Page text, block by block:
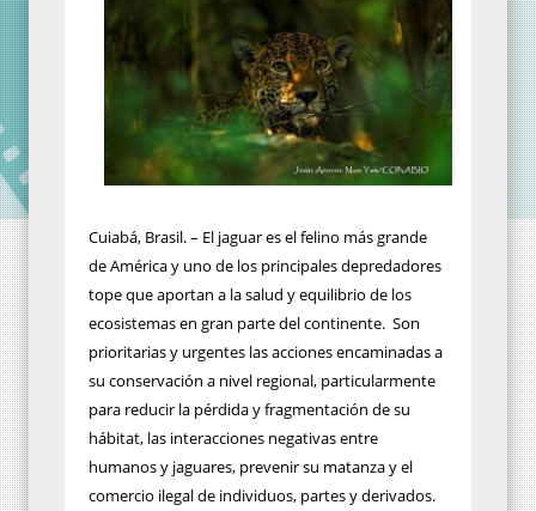
Cuiabá, Brasil. – El jaguar es el felino más grande
de América y uno de los principales depredadores
tope que aportan a la salud y equilibrio de los
ecosistemas en gran parte del continente. Son
prioritarias y urgentes las acciones encaminadas a
su conservación a nivel regional, particularmente
para reducir la pérdida y fragmentación de su
hábitat, las interacciones negativas entre
humanos y jaguares, prevenir su matanza y el
comercio ilegal de individuos, partes y derivados.